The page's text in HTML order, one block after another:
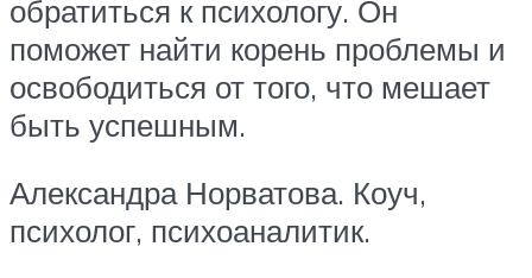
обратиться к психологу. Он
поможет найти корень проблемы и
освободиться от того, что мешает
быть успешным.
Александра Норватова. Коуч,
психолог, психоаналитик.